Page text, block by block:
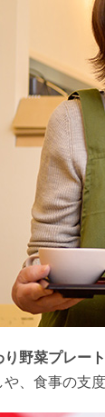
り野菜プレー
や、食事の支